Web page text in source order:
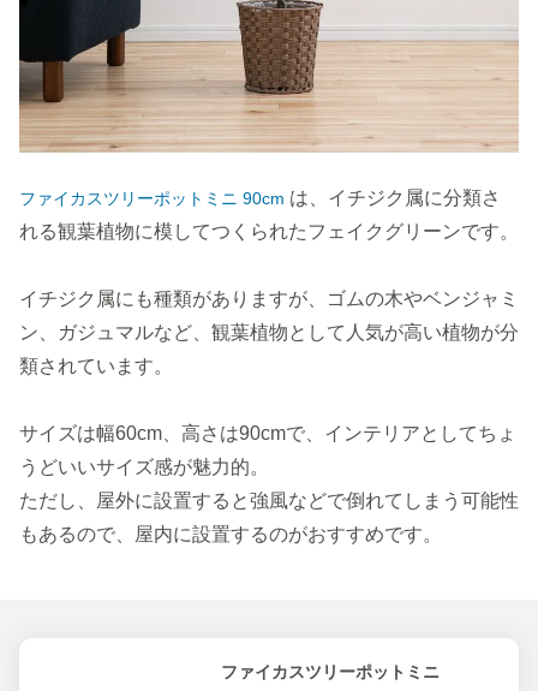
ファイカスツリーポットミニ 90cm は、イチジク属に分類さ
れる観葉植物に模してつくられたフェイクグリーンです。
イチジク属にも種類がありますが、ゴムの木やベンジャミ
ン、ガジュマルなど、観葉植物として人気が高い植物が分
類されています。
サイズは幅60cm、高さは90cmで、インテリアとしてちょ
うどいいサイズ感が魅力的。
ただし、屋外に設置すると強風などで倒れてしまう可能性
もあるので、屋内に設置するのがおすすめです。
ファイカスツリーポットミニ